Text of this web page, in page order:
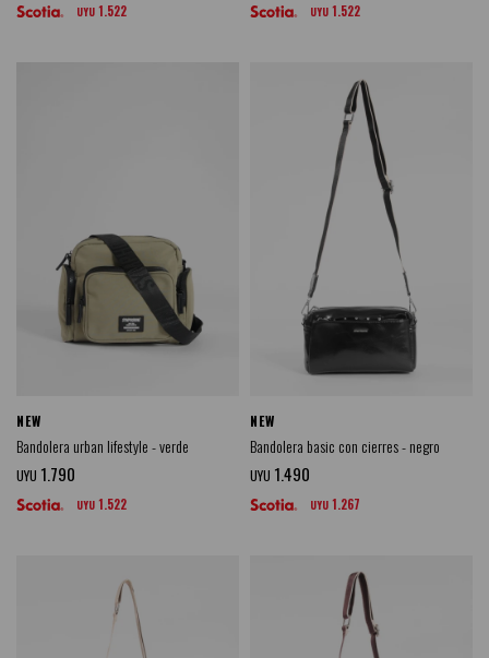
UYU 1.522 UYU 1.522
NEW
Bandolera urban lifestyle - verde
UYU 1.790
UYU 1.522
NEW
Bandolera basic con cierres - negro
UYU 1.490
UYU 1.267